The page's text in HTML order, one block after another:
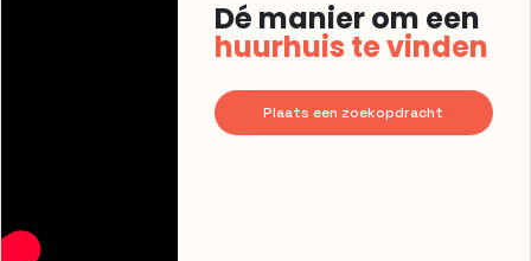
Dé manier om een
huurhuis te vinden
Plaats een zoekopdracht